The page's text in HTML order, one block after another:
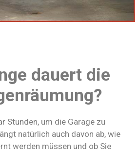
dauert die
Stunden, um die Garage zu
natürlich auch davon ab, wie
werden müssen und ob Sie